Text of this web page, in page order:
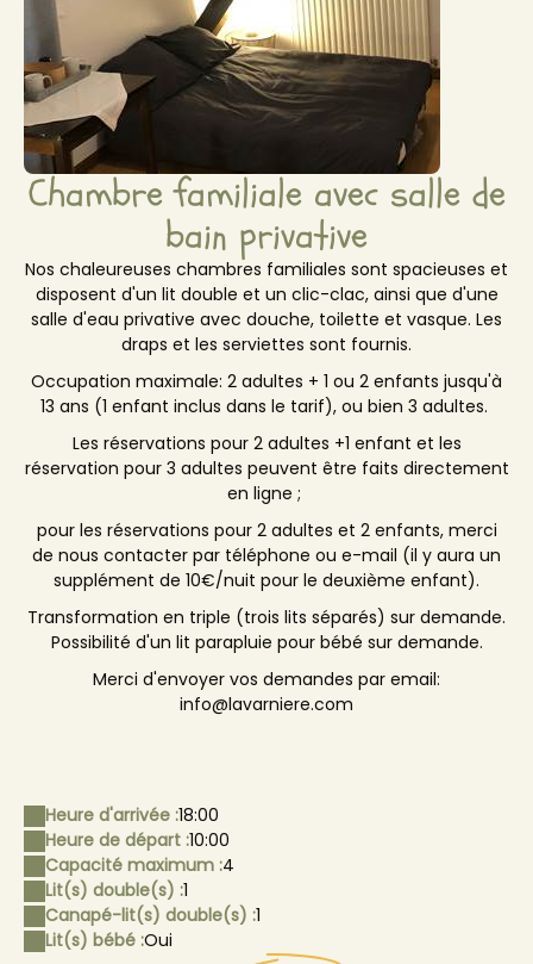
Chambre familiale avec salle de
bain privative
Nos chaleureuses chambres familiales sont spacieuses et
disposent d'un lit double et un clic-clac, ainsi que d'une
salle d'eau privative avec douche, toilette et vasque. Les
draps et les serviettes sont fournis.
Occupation maximale: 2 adultes + 1 ou 2 enfants jusqu'à
13 ans (1 enfant inclus dans le tarif), ou bien 3 adultes.
Les réservations pour 2 adultes +1 enfant et les
réservation pour 3 adultes peuvent être faits directement
en ligne ;
pour les réservations pour 2 adultes et 2 enfants, merci
de nous contacter par téléphone ou e-mail (il y aura un
supplément de 10€/nuit pour le deuxième enfant).
Transformation en triple (trois lits séparés) sur demande.
Possibilité d'un lit parapluie pour bébé sur demande.
Merci d'envoyer vos demandes par email:
info@lavarniere.com
Heure d'arrivée :18:00
Heure de départ :10:00
Capacité maximum :4
Lit(s) double(s) :1
Canapé-lit(s) double(s) :1
Lit(s) bébé :Oui